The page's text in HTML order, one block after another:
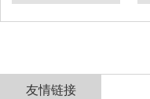
友情链接